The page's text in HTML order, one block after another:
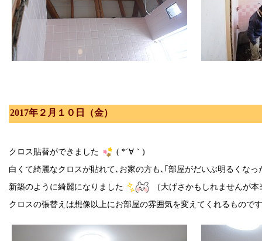
2017年２月１０日（金）
クロス貼替ができました
( *´∀｀)
白くて綺麗なクロスが貼れて､お家の方も､｢部屋がだいぶ明るくなっ
新築のように綺麗になりました
（大げさかもしれませんが
クロスの張替えは想像以上にお部屋の雰囲気を変えてくれるもので